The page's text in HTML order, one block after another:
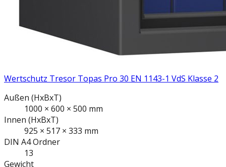
Wertschutz Tresor Topas Pro 30 EN 1143-1 VdS Klasse 2
Außen (HxBxT)
1000 × 600 × 500 mm
Innen (HxBxT)
925 × 517 × 333 mm
DIN A4Ordner
13
Gewicht